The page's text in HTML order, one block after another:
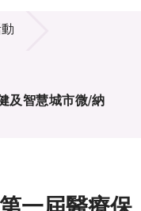
及智慧城市微/納